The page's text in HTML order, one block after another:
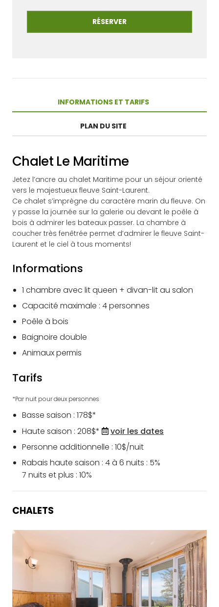
RÉSERVER
INFORMATIONS ET TARIFS
PLAN DU SITE
Chalet Le Maritime
Jetez l’ancre au chalet Maritime pour un séjour orienté
vers le majestueux fleuve Saint-Laurent.
Ce chalet s’imprègne du caractère marin du fleuve. On
y passe la journée sur la galerie ou devant le poêle à
bois à admirer les bateaux passer. La chambre à
coucher très fenêtrée permet d’admirer le fleuve Saint-
Laurent et le ciel à tous moments!
Informations
1 chambre avec lit queen + divan-lit au salon
Capacité maximale : 4 personnes
Poêle à bois
Baignoire double
Animaux permis
Tarifs
*Par nuit pour deux personnes
Basse saison : 178$*
Haute saison : 208$*
voir les dates
Personne additionnelle : 10$/nuit
Rabais haute saison : 4 à 6 nuits : 5%
7 nuits et plus : 10%
CHALETS